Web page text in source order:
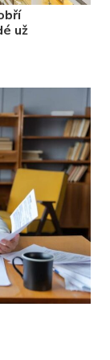
už